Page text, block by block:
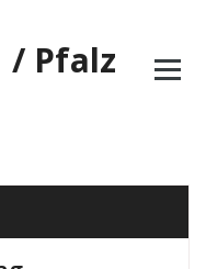
/ Pfalz